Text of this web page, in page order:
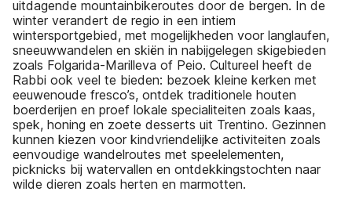
uitdagende mountainbikeroutes door de bergen. In de
winter verandert de regio in een intiem
wintersportgebied, met mogelijkheden voor langlaufen,
sneeuwwandelen en skiën in nabijgelegen skigebieden
zoals Folgarida-Marilleva of Peio. Cultureel heeft de
Rabbi ook veel te bieden: bezoek kleine kerken met
eeuwenoude fresco’s, ontdek traditionele houten
boerderijen en proef lokale specialiteiten zoals kaas,
spek, honing en zoete desserts uit Trentino. Gezinnen
kunnen kiezen voor kindvriendelijke activiteiten zoals
eenvoudige wandelroutes met speelelementen,
picknicks bij watervallen en ontdekkingstochten naar
wilde dieren zoals herten en marmotten.